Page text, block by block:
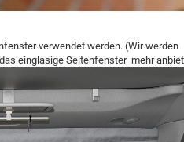
verwendet werden. (Wir werden
einglasige Seitenfenster mehr